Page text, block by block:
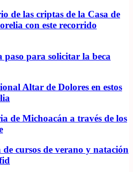
de las criptas de la Casa de
con este recorrido
paso para solicitar la beca
Altar de Dolores en estos
de Michoacán a través de los
de cursos de verano y natación